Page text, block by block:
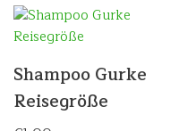
Shampoo Gurke
Reisegröße